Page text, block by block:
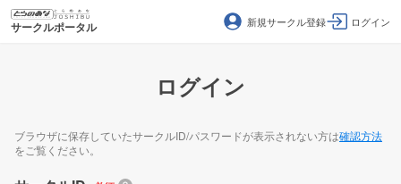
サークルポータル 新規サークル登録 ログイン
ログイン
ブラウザに保存していたサークルID/パスワードが表示されない方は確認方法
をご覧ください。